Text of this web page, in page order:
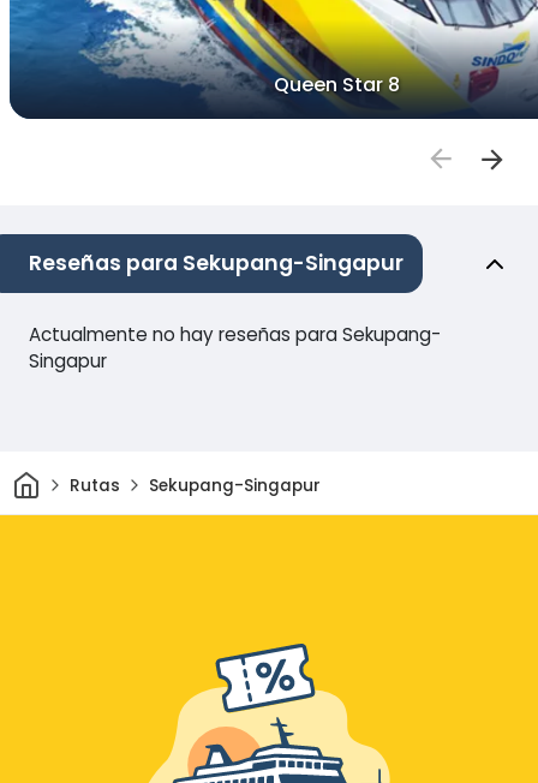
Queen Star 8
Reseñas para Sekupang-Singapur
Actualmente no hay reseñas para Sekupang-
Singapur
InicioRutas Sekupang-Singapur